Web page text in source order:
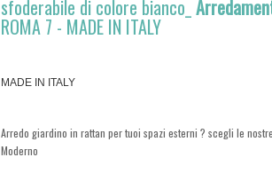
sfoderabile di colore bianco_
ROMA 7 - MADE IN ITALY
MADE IN ITALY
Arredo giardino in rattan per tuoi spazi esterni ? scegli le
Moderno